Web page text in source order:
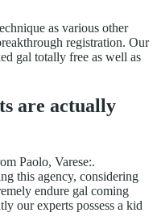
as various other
registration. Our
gal totally free as well as
are actually
Paolo, Varese:.
this agency, considering
endure gal coming
our experts possess a kid